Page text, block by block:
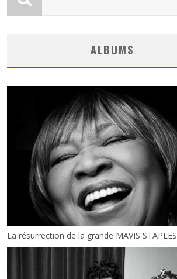
ALBUMS
La résurrection de la grande MAVIS STAPLES